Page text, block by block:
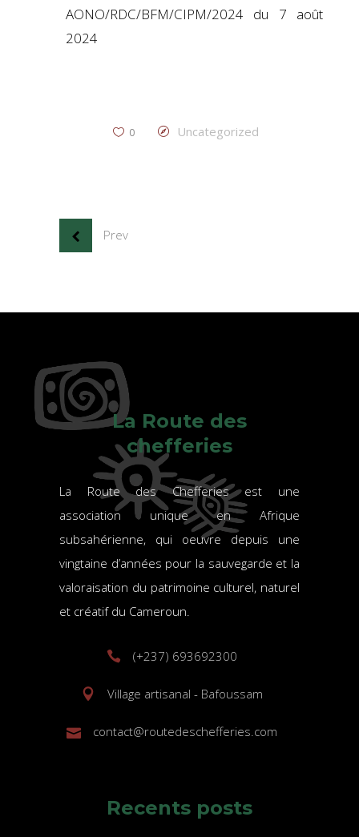
AONO/RDC/BFM/CIPM/2024 du 7 août
2024
0 Uncategorized
Prev
La Route des
chefferies
La Route des Chefferies est une
association unique en Afrique
subsahérienne, qui oeuvre depuis une
vingtaine d’années pour la sauvegarde et la
valoraisation du patrimoine culturel, naturel
et créatif du Cameroun.
(+237) 693692300
Village artisanal - Bafoussam
contact@routedeschefferies.com
Recents posts